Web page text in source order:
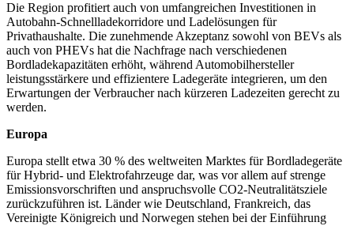
Die Region profitiert auch von umfangreichen Investitionen in
Autobahn-Schnellladekorridore und Ladelösungen für
Privathaushalte. Die zunehmende Akzeptanz sowohl von BEVs als
auch von PHEVs hat die Nachfrage nach verschiedenen
Bordladekapazitäten erhöht, während Automobilhersteller
leistungsstärkere und effizientere Ladegeräte integrieren, um den
Erwartungen der Verbraucher nach kürzeren Ladezeiten gerecht zu
werden.
Europa
Europa stellt etwa 30 % des weltweiten Marktes für Bordladegeräte
für Hybrid- und Elektrofahrzeuge dar, was vor allem auf strenge
Emissionsvorschriften und anspruchsvolle CO2-Neutralitätsziele
zurückzuführen ist. Länder wie Deutschland, Frankreich, das
Vereinigte Königreich und Norwegen stehen bei der Einführung